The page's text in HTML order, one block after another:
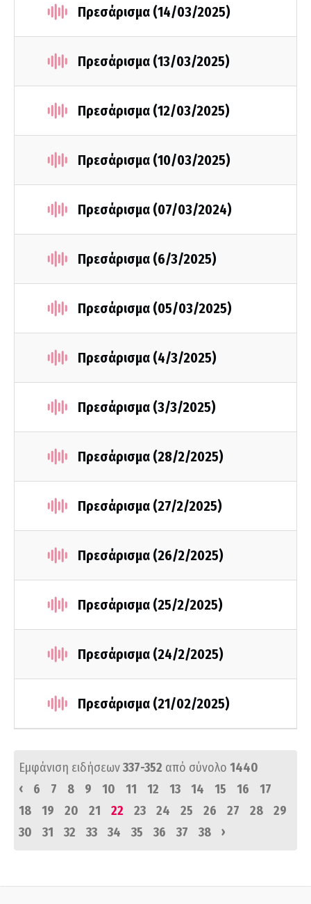
Πρεσάρισμα (14/03/2025)
Πρεσάρισμα (13/03/2025)
Πρεσάρισμα (12/03/2025)
Πρεσάρισμα (10/03/2025)
Πρεσάρισμα (07/03/2024)
Πρεσάρισμα (6/3/2025)
Πρεσάρισμα (05/03/2025)
Πρεσάρισμα (4/3/2025)
Πρεσάρισμα (3/3/2025)
Πρεσάρισμα (28/2/2025)
Πρεσάρισμα (27/2/2025)
Πρεσάρισμα (26/2/2025)
Πρεσάρισμα (25/2/2025)
Πρεσάρισμα (24/2/2025)
Πρεσάρισμα (21/02/2025)
Εμφάνιση ειδήσεων337-352 από σύνολο 1440
‹
6 7 8 9 10 11 12 13 14 15 16
17
18
19 20 21 22 23 24 25 26 27 28
29
30
31 32 33 34 35 36 37 38 ›